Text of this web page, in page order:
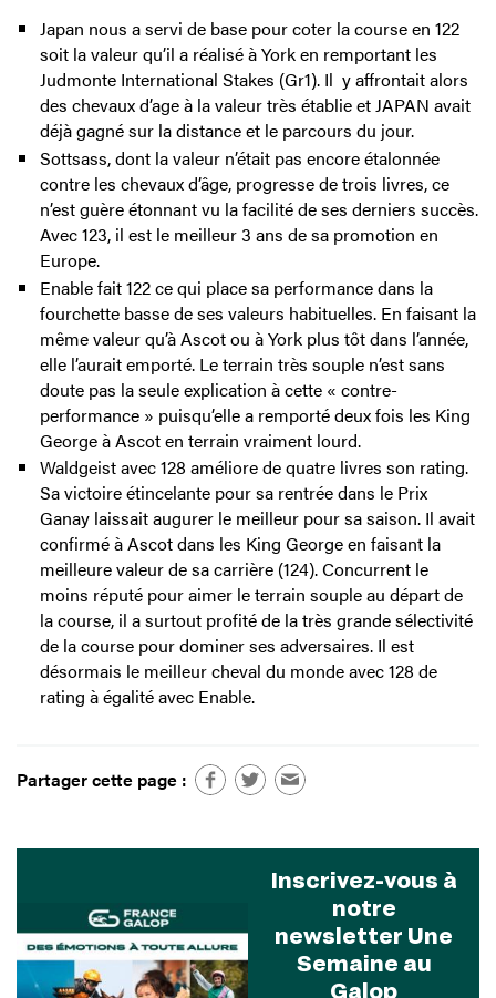
Japan nous a servi de base pour coter la course en 122
soit la valeur qu’il a réalisé à York en remportant les
Judmonte International Stakes (Gr1). Il y affrontait alors
des chevaux d’age à la valeur très établie et JAPAN avait
déjà gagné sur la distance et le parcours du jour.
Sottsass, dont la valeur n’était pas encore étalonnée
contre les chevaux d’âge, progresse de trois livres, ce
n’est guère étonnant vu la facilité de ses derniers succès.
Avec 123, il est le meilleur 3 ans de sa promotion en
Europe.
Enable fait 122 ce qui place sa performance dans la
fourchette basse de ses valeurs habituelles. En faisant la
même valeur qu’à Ascot ou à York plus tôt dans l’année,
elle l’aurait emporté. Le terrain très souple n’est sans
doute pas la seule explication à cette « contre-
performance » puisqu’elle a remporté deux fois les King
George à Ascot en terrain vraiment lourd.
Waldgeist avec 128 améliore de quatre livres son rating.
Sa victoire étincelante pour sa rentrée dans le Prix
Ganay laissait augurer le meilleur pour sa saison. Il avait
confirmé à Ascot dans les King George en faisant la
meilleure valeur de sa carrière (124). Concurrent le
moins réputé pour aimer le terrain souple au départ de
la course, il a surtout profité de la très grande sélectivité
de la course pour dominer ses adversaires. Il est
désormais le meilleur cheval du monde avec 128 de
rating à égalité avec Enable.
Partager cette page :
Inscrivez-vous à
notre
newsletter Une
Semaine au
Galop